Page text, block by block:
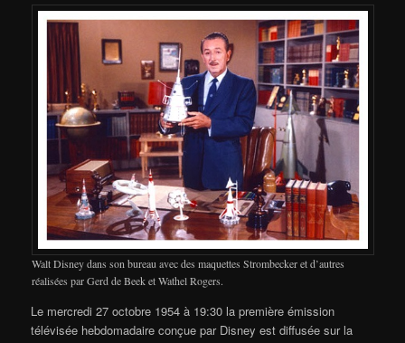
Walt Disney dans son bureau avec des maquettes Strombecker et d’autres
réalisées par Gerd de Beek et Wathel Rogers.
Le mercredi 27 octobre 1954 à 19:30 la première émission
télévisée hebdomadaire conçue par Disney est diffusée sur la